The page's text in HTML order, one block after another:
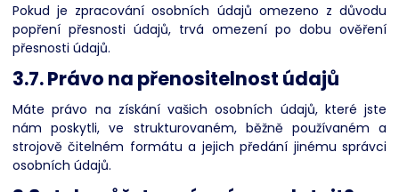
Pokud je zpracování osobních údajů omezeno z důvodu
popření přesnosti údajů, trvá omezení po dobu ověření
přesnosti údajů.
3.7. Právo na přenositelnost údajů
Máte právo na získání vašich osobních údajů, které jste
nám poskytli, ve strukturovaném, běžně používaném a
strojově čitelném formátu a jejich předání jinému správci
osobních údajů.